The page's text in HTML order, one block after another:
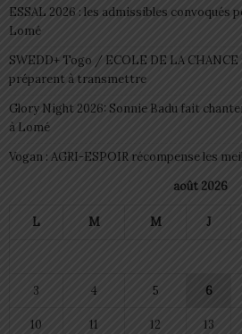
ESSAL 2026 : les admissibles convoqués
Lomé
SWEDD+ Togo / ECOLE DE LA
préparent à transmettre
Glory Night 2026: Sonnie Badu fait
à Lomé
Vogan : AGRI-ESPOIR récompense les
août 2026
L M M J
3 4 5 6
10 11 12 13